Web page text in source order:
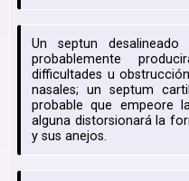
Un septun
probablemente
difficultades u
nasales; un septum
probable que empeore
alguna distorsionará la
y sus anejos.